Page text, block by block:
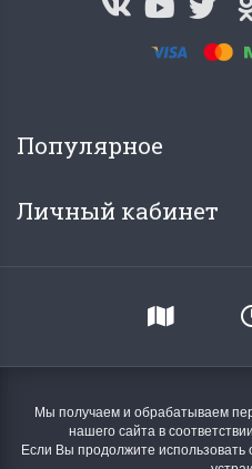
Популярное
Личный кабинет
Мы получаем и обрабатываем
нашего сайта в
Если Вы продолжите использовать